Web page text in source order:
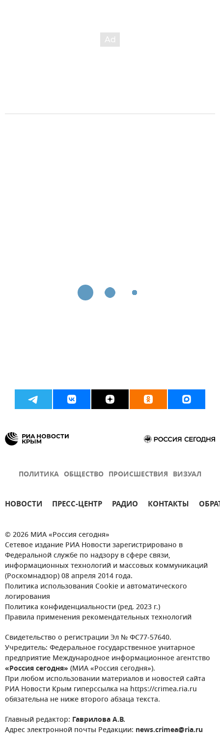
ПОЛИТИКА ОБЩЕСТВО ПРОИСШЕСТВИЯ ВИЗУАЛ
НОВОСТИ ПРЕСС-ЦЕНТР РАДИО КОНТАКТЫ
© 2026 МИА «Россия сегодня»
Сетевое издание РИА Новости зарегистрировано в
Федеральной службе по надзору в сфере связи,
информационных технологий и массовых коммуникаций
(Роскомнадзор) 08 апреля 2014 года.
Политика использования Cookie и автоматического
логирования
Политика конфиденциальности (ред. 2023 г.)
Правила применения рекомендательных технологий
Свидетельство о регистрации Эл № ФС77-57640.
Учредитель: Федеральное государственное унитарное
предприятие Международное информационное агентство
«Россия сегодня» (МИА «Россия сегодня»).
При любом использовании материалов и новостей сайта
РИА Новости Крым гиперссылка на https://crimea.ria.ru
обязательна не ниже второго абзаца текста.
Главный редактор: Гаврилова А.В.
Адрес электронной почты Редакции: news.crimea@ria.ru